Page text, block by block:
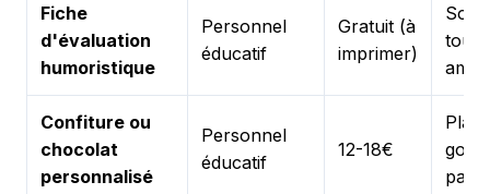
Fiche
d'évaluation
humoristique
Personnel
éducatif
Gratuit (à
imprimer)
Confiture ou
chocolat
personnalisé
Personnel
éducatif
12-18€